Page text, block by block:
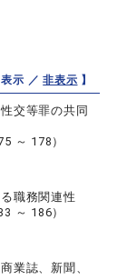
表示 ／非表示 】
交等罪の共同
～ 178）
職務関連性
～ 186）
業誌、新聞、